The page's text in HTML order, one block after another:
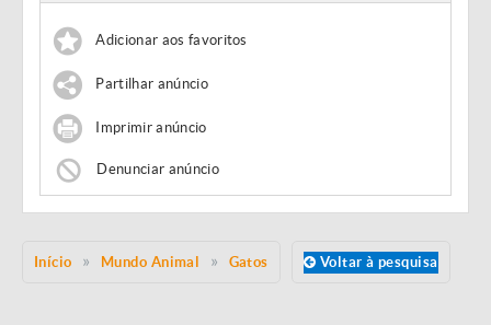
Adicionar aos favoritos
Partilhar anúncio
Imprimir anúncio
Denunciar anúncio
Início Mundo Animal Gatos Voltar à pesquisa